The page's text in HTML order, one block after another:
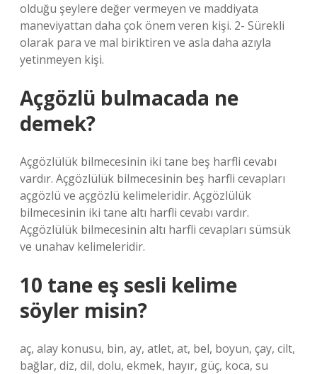
olduğu şeylere değer vermeyen ve maddiyata
maneviyattan daha çok önem veren kişi. 2- Sürekli
olarak para ve mal biriktiren ve asla daha azıyla
yetinmeyen kişi.
Açgözlü bulmacada ne
demek?
Açgözlülük bilmecesinin iki tane beş harfli cevabı
vardır. Açgözlülük bilmecesinin beş harfli cevapları
açgözlü ve açgözlü kelimeleridir. Açgözlülük
bilmecesinin iki tane altı harfli cevabı vardır.
Açgözlülük bilmecesinin altı harfli cevapları sümsük
ve unahav kelimeleridir.
10 tane eş sesli kelime
söyler misin?
aç, alay konusu, bin, ay, atlet, at, bel, boyun, çay, cilt,
bağlar, diz, dil, dolu, ekmek, hayır, güç, koca, su